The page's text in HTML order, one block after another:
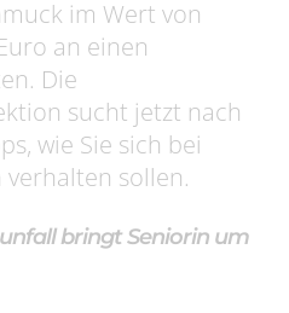
im Wert von
an einen
Die
sucht jetzt nach
wie Sie sich bei
sollen.
bringt Seniorin um